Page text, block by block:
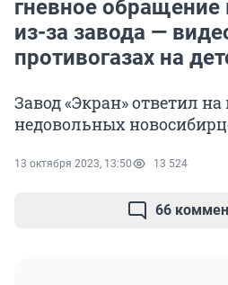
гневное
из-за завода —
противогазах на
Завод «Экран» ответил
недовольных
13 октября 2023, 13:50 13 524
66